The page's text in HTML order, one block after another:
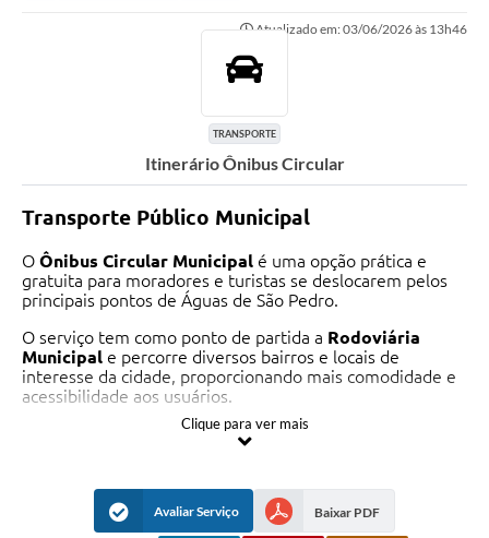
Atualizado em: 03/06/2026 às 13h46
TRANSPORTE
Itinerário Ônibus Circular
Transporte Público Municipal
O Ônibus Circular Municipal é uma opção prática e
gratuita para moradores e turistas se deslocarem pelos
principais pontos de Águas de São Pedro.
O serviço tem como ponto de partida a Rodoviária
Municipal e percorre diversos bairros e locais de
interesse da cidade, proporcionando mais comodidade e
acessibilidade aos usuários.
Horários de saída da Rodoviária Municipal:
Clique para ver mais
Avaliar Serviço Baixar PDF